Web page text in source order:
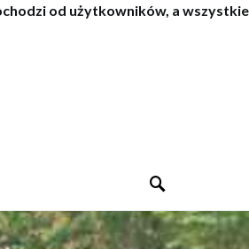
od użytkowników, a wszystkie